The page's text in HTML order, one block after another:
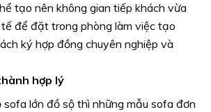
tạo nên không gian tiếp khách vừa
để đặt trong phòng làm việc tạo
ký hợp đồng chuyên nghiệp và
hợp lý
sofa lớn đồ sộ thì những mẫu sofa đơn